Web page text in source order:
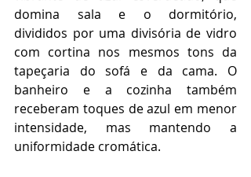
domina sala e o dormitório,
divididos por uma divisória de vidro
com cortina nos mesmos tons da
tapeçaria do sofá e da cama. O
banheiro e a cozinha também
receberam toques de azul em menor
intensidade, mas mantendo a
uniformidade cromática.